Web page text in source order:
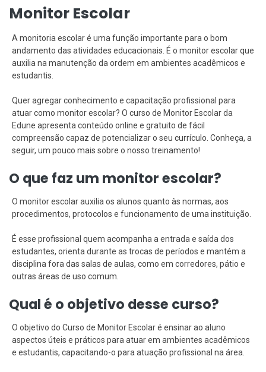
Monitor Escolar
A monitoria escolar é uma função importante para o bom
andamento das atividades educacionais. É o monitor escolar que
auxilia na manutenção da ordem em ambientes acadêmicos e
estudantis.
Quer agregar conhecimento e capacitação profissional para
atuar como monitor escolar? O curso de Monitor Escolar da
Edune apresenta conteúdo online e gratuito de fácil
compreensão capaz de potencializar o seu currículo. Conheça, a
seguir, um pouco mais sobre o nosso treinamento!
O que faz um monitor escolar?
O monitor escolar auxilia os alunos quanto às normas, aos
procedimentos, protocolos e funcionamento de uma instituição.
É esse profissional quem acompanha a entrada e saída dos
estudantes, orienta durante as trocas de períodos e mantém a
disciplina fora das salas de aulas, como em corredores, pátio e
outras áreas de uso comum.
Qual é o objetivo desse curso?
O objetivo do Curso de Monitor Escolar é ensinar ao aluno
aspectos úteis e práticos para atuar em ambientes acadêmicos
e estudantis, capacitando-o para atuação profissional na área.